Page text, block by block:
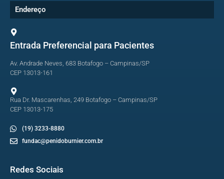
Endereço
Entrada Preferencial para Pacientes
Av. Andrade Neves, 683 Botafogo – Campinas/SP
CEP 13013-161
Rua Dr. Mascarenhas, 249 Botafogo – Campinas/SP
CEP 13013-175
(19) 3233-8880
fundac@penidoburnier.com.br
Redes Sociais